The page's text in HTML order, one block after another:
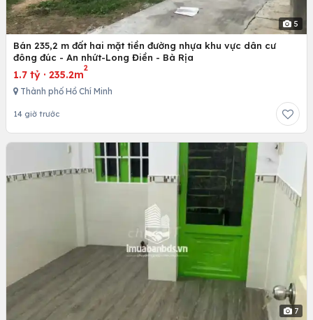
5
Bán 235,2 m đất hai mặt tiền đường nhựa khu vực dân cư
đông đúc - An nhứt-Long Điền - Bà Rịa
1.7 tỷ · 235.2m
2
Thành phố Hồ Chí Minh
14 giờ trước
7